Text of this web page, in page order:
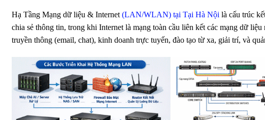
Hạ Tầng Mạng dữ liệu & Internet (LAN/WLAN) tại Tại Hà Nội là cấu trúc
chia sẻ thông tin, trong khi Internet là mạng toàn cầu liên kết các mạng dữ
truyền thông (email, chat), kinh doanh trực tuyến, đào tạo từ xa, giải trí, và